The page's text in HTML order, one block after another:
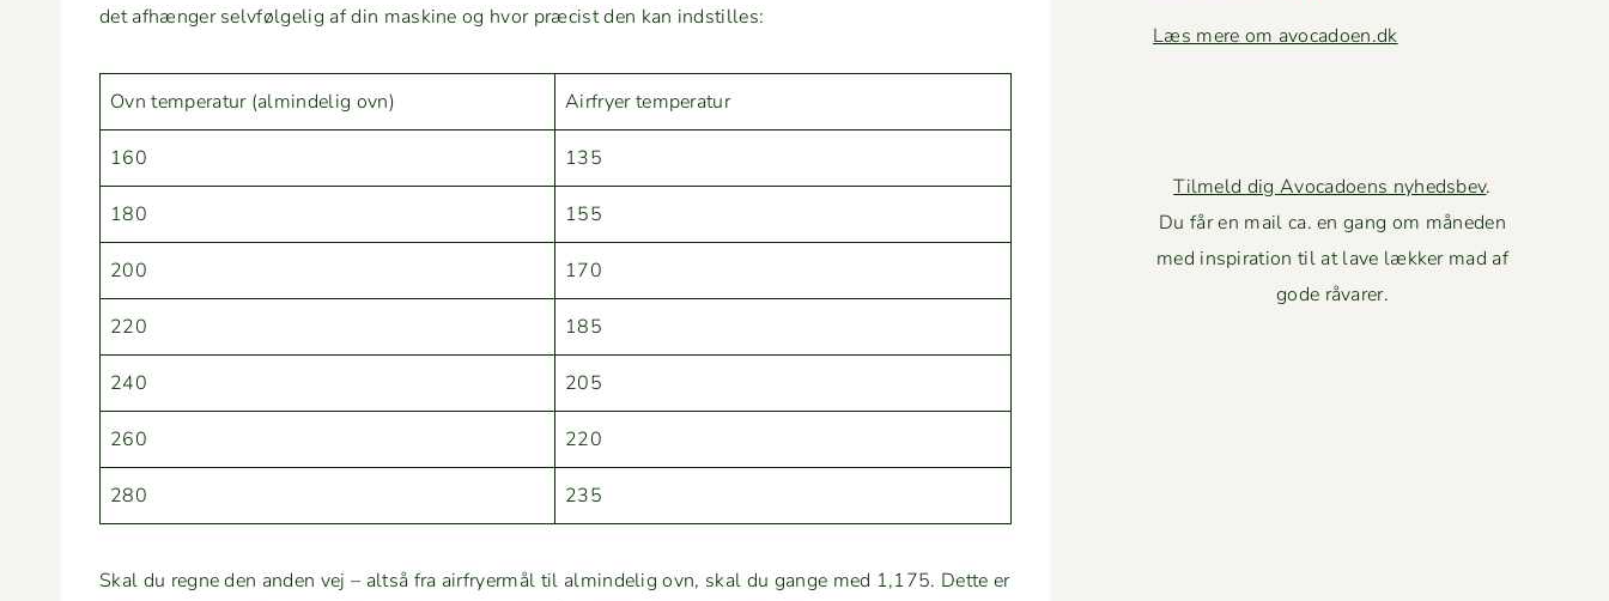
det afhænger selvføl­gelig af din mask­ine og hvor præ­cist den kan indstilles:
Ovn tem­per­atur (almin­delig ovn) Air­fry­er temperatur
160 135
180 155
200 170
220 185
240 205
260 220
280 235
Skal du reg­ne den anden vej – alt­så fra air­fry­er­mål til almin­delig ovn, skal du gange med 1,175. Dette er
Læs mere om avocadoen.dk
Tilmeld dig Avocadoens nyhedsbev.
Du får en mail ca. en gang om måneden
med inspiration til at lave lækker mad af
gode råvarer.